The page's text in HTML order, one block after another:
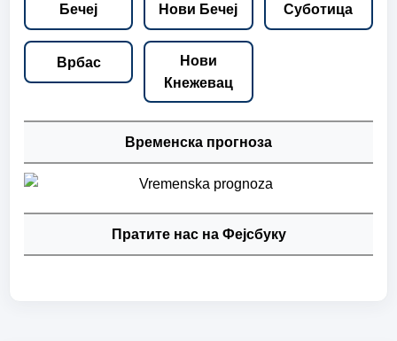
Бечеј Нови Бечеј Суботица
Врбас
Нови
Кнежевац
Временска прогноза
Пратите нас на Фејсбуку